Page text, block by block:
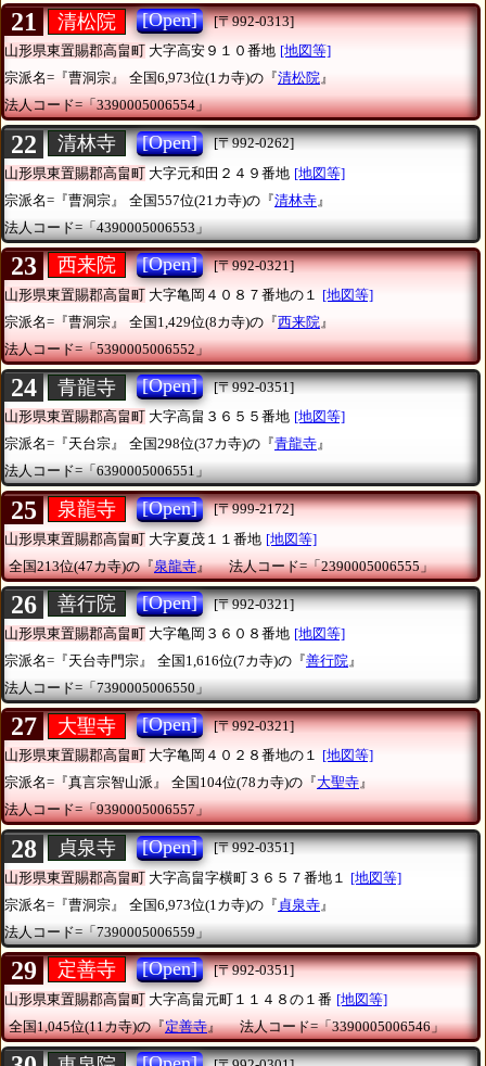
21 清松院 [Open]
[〒992-0313]
山形県東置賜郡高畠町 大字高安９１０番地 [地図等]
宗派名=『曹洞宗』
全国6,973位(1カ寺)の『清松院』
法人コード=「3390005006554」
22 清林寺 [Open]
[〒992-0262]
山形県東置賜郡高畠町 大字元和田２４９番地 [地図等]
宗派名=『曹洞宗』
全国557位(21カ寺)の『清林寺 』
法人コード=「4390005006553」
23 西来院 [Open]
[〒992-0321]
山形県東置賜郡高畠町 大字亀岡４０８７番地の１
[地図等]
宗派名=『曹洞宗』
全国1,429位(8カ寺)の『西来院 』
法人コード=「5390005006552」
24 青龍寺 [Open]
[〒992-0351]
山形県東置賜郡高畠町 大字高畠３６５５番地 [地図等]
宗派名=『天台宗』
全国298位(37カ寺)の『青龍寺』
法人コード=「6390005006551」
25 泉龍寺 [Open]
[〒999-2172]
山形県東置賜郡高畠町 大字夏茂１１番地 [地図等]
全国213位(47カ寺)の『泉龍寺』 法人コード=「2390005006555」
26 善行院 [Open]
[〒992-0321]
山形県東置賜郡高畠町 大字亀岡３６０８番地 [地図等]
宗派名=『天台寺門宗』
全国1,616位(7カ寺)の『善行院 』
法人コード=「7390005006550」
27 大聖寺 [Open]
[〒992-0321]
山形県東置賜郡高畠町 大字亀岡４０２８番地の１ [地図等]
宗派名=『真言宗智山派』
全国104位(78カ寺)の『大聖寺』
法人コード=「9390005006557」
28 貞泉寺 [Open]
[〒992-0351]
山形県東置賜郡高畠町 大字高畠字横町３６５７番地１
[地図等]
宗派名=『曹洞宗』
全国6,973位(1カ寺)の『 貞泉寺 』
法人コード=「7390005006559」
29 定善寺 [Open]
[〒992-0351]
山形県東置賜郡高畠町 大字高畠元町１１４８の１番 [地図等]
全国1,045位(11カ寺)の『定善寺』 法人コード=「3390005006546」